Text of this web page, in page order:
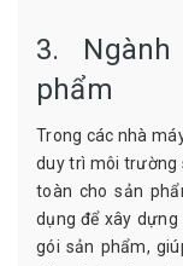
3.
phẩm
Trong các nhà
duy trì môi trường
toàn cho sản
dụng để xây
gói sản phẩm,